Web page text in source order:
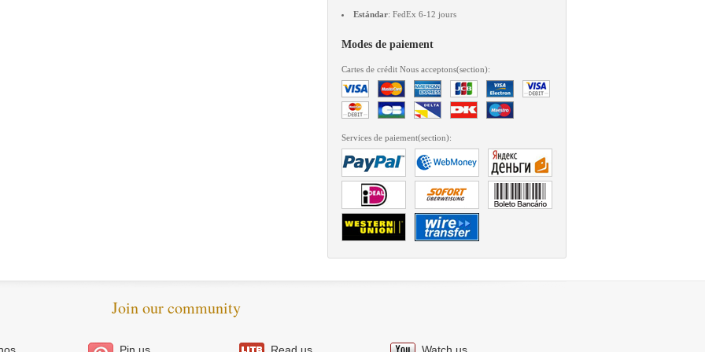
Estándar: FedEx 6-12 jours
Modes de paiement
Cartes de crédit Nous acceptons(section):
Services de paiement(section):
Join our community